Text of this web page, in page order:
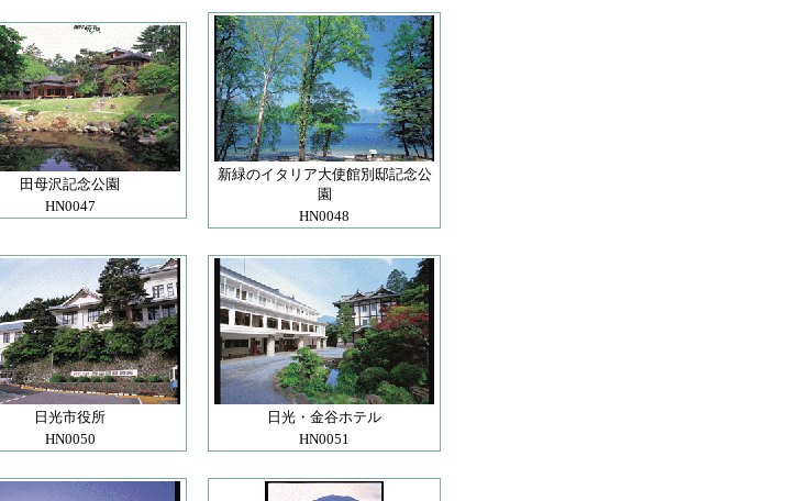
田母沢記念公園
HN0047
新緑のイタリア大使館別邸記念公
園
HN0048
日光市役所
HN0050
日光・金谷ホテル
HN0051